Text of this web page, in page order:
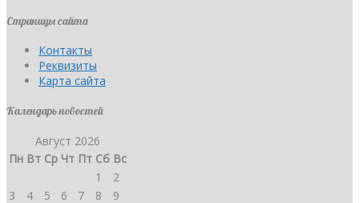
Страницы сайта
Контакты
Реквизиты
Карта сайта
Календарь новостей
Август 2026
Пн Вт Ср Чт Пт Сб Вс
1
2
3
4 5 6 7 8 9